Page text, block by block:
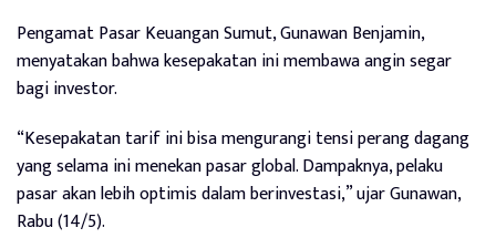
Pengamat Pasar Keuangan Sumut, Gunawan Benjamin,
menyatakan bahwa kesepakatan ini membawa angin segar
bagi investor.
“Kesepakatan tarif ini bisa mengurangi tensi perang dagang
yang selama ini menekan pasar global. Dampaknya, pelaku
pasar akan lebih optimis dalam berinvestasi,” ujar Gunawan,
Rabu (14/5).